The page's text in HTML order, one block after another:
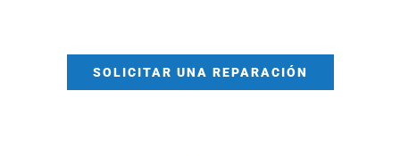
SOLICITAR UNA REPARACIÓN